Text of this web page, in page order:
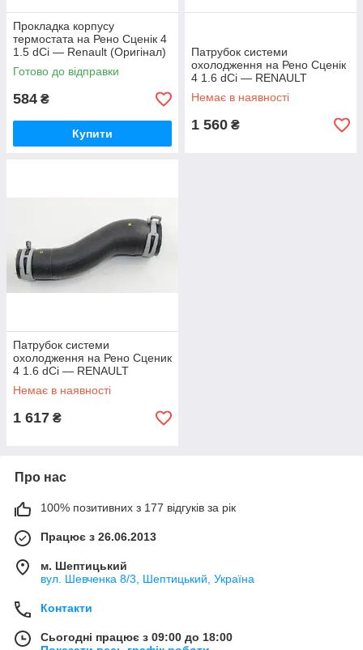
Прокладка корпусу
термостата на Рено Сценік 4
1.5 dCi — Renault (Оригінал)
8201627839
Готово до відправки
584 ₴
Купити
Патрубок системи
охолодження на Рено Сценік
4 1.6 dCi — RENAULT
(Оригінал) 210474640R
Немає в наявності
1 560 ₴
Патрубок системи
охолодження на Рено Сценик
4 1.6 dCi — RENAULT
(Оригінал) 210454696R
Немає в наявності
1 617 ₴
Про нас
100% позитивних з 177 відгуків за рік
Працює з 26.06.2013
м. Шептицький
вул. Шевченка 8/3, Шептицький, Україна
Контакти
Сьогодні працює з 09:00 до 18:00